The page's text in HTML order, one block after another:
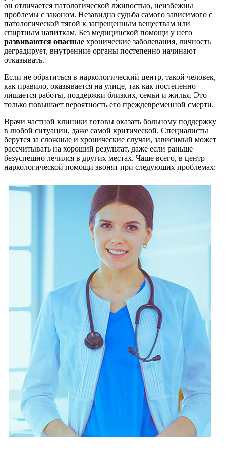
он отличается патологической лживостью, неизбежны
проблемы с законом. Незавидна судьба самого зависимого с
патологической тягой к запрещенным веществам или
спиртным напиткам. Без медицинской помощи у него
развиваются опасные хронические заболевания, личность
деградирует, внутренние органы постепенно начинают
отказывать.
Если не обратиться в наркологический центр, такой человек,
как правило, оказывается на улице, так как постепенно
лишается работы, поддержки близких, семьи и жилья. Это
только повышает вероятность его преждевременной смерти.
Врачи частной клиники готовы оказать больному поддержку
в любой ситуации, даже самой критической. Специалисты
берутся за сложные и хронические случаи, зависимый может
рассчитывать на хороший результат, даже если раньше
безуспешно лечился в других местах. Чаще всего, в центр
наркологической помощи звонят при следующих проблемах: